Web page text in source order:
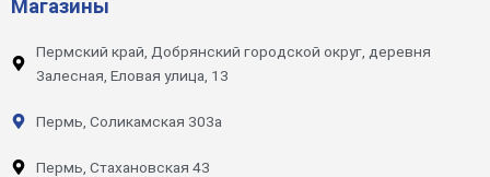
Магазины
Пермский край, Добрянский городской округ, деревня
Залесная, Еловая улица, 13
Пермь, Соликамская 303а
Пермь, Стахановская 43